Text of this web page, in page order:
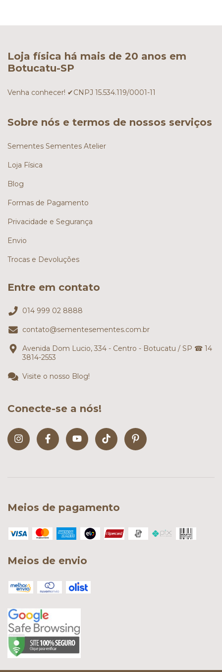
Loja física há mais de 20 anos em
Botucatu-SP
Venha conhecer! ✔CNPJ 15.534.119/0001-11
Sobre nós e termos de nossos serviços
Sementes Sementes Atelier
Loja Física
Blog
Formas de Pagamento
Privacidade e Segurança
Envio
Trocas e Devoluções
Entre em contato
014 999 02 8888
contato@sementesementes.com.br
Avenida Dom Lucio, 334 - Centro - Botucatu / SP ☎ 14
3814-2553
Visite o nosso Blog!
Conecte-se a nós!
Meios de pagamento
Meios de envio